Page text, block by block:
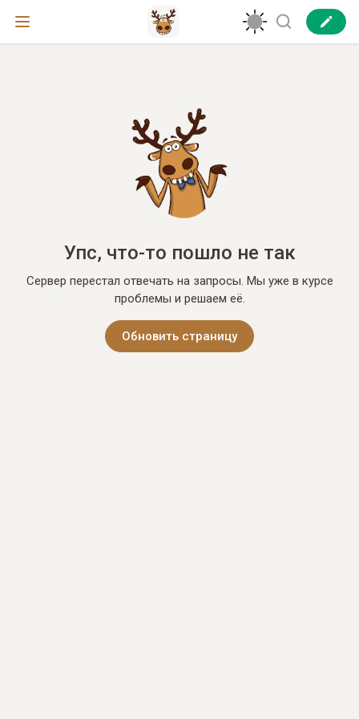
Упс, что-то пошло не так
Сервер перестал отвечать на запросы. Мы уже в курсе
проблемы и решаем её.
Обновить страницу